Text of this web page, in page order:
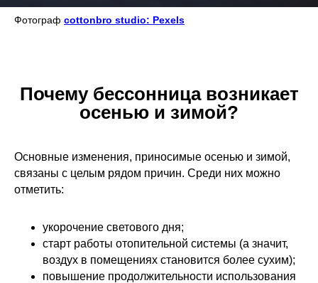
Фотограф cottonbro studio: Pexels
Почему бессонница возникает
осенью и зимой?
Основные изменения, приносимые осенью и зимой,
связаны с целым рядом причин. Среди них можно
отметить:
­укорочение светового дня;
­старт работы отопительной системы (а значит,
воздух в помещениях становится более сухим);
­повышение продолжительности использования